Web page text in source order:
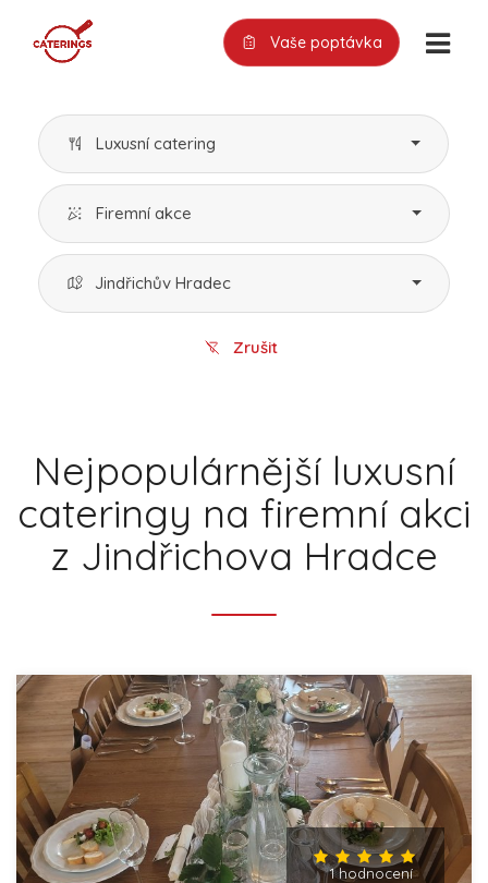
Vaše poptávka
Luxusní catering
Firemní akce
Jindřichův Hradec
Zrušit
Nejpopulárnější luxusní
cateringy na firemní akci
z Jindřichova Hradce
1 hodnocení